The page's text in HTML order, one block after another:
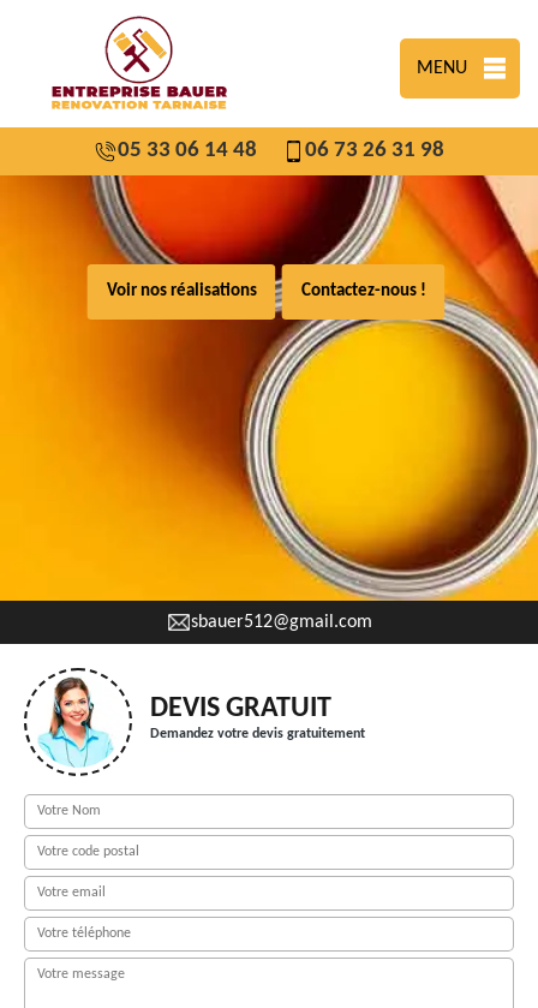
MENU
05 33 06 14 48 06 73 26 31 98
Voir nos réalisations Contactez-nous !
sbauer512@gmail.com
DEVIS GRATUIT
Demandez votre devis gratuitement